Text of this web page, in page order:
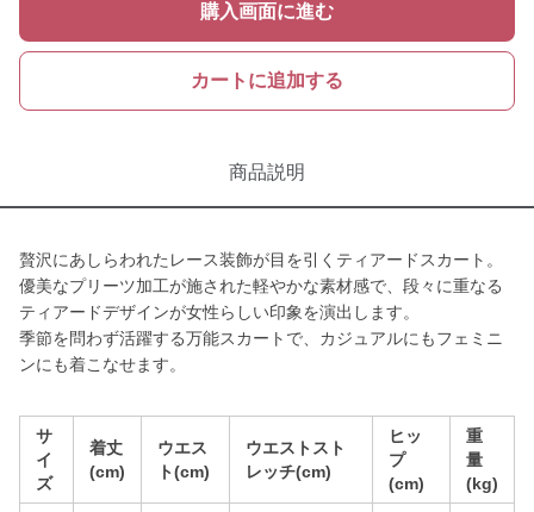
購入画面に進む
カートに追加する
商品説明
贅沢にあしらわれたレース装飾が目を引くティアードスカート。
優美なプリーツ加工が施された軽やかな素材感で、段々に重なる
ティアードデザインが女性らしい印象を演出します。
季節を問わず活躍する万能スカートで、カジュアルにもフェミニ
ンにも着こなせます。
サ
イ
ズ
着丈
(cm)
ウエス
ト(cm)
ウエストスト
レッチ(cm)
ヒッ
プ
(cm)
重
量
(kg)